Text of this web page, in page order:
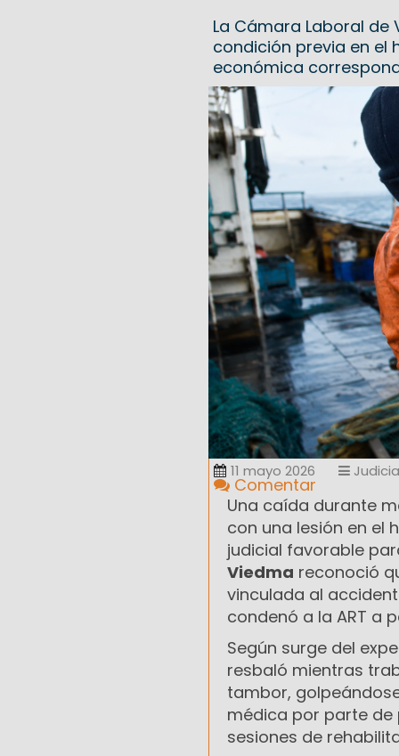
La Cámara Laboral
condición previa en el
económica
11 mayo 2026
Comentar
Una caída durante
con una lesión en el
judicial favorable
Viedma reconoció
vinculada al
condenó a la ART a
Según surge del
resbaló mientras
tambor,
médica por parte de
sesiones de